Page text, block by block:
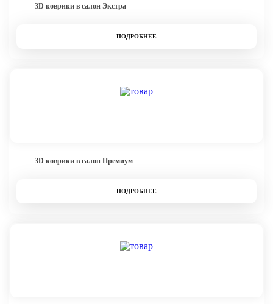
3D коврики в салон Экстра
ПОДРОБНЕЕ
3D коврики в салон Премиум
ПОДРОБНЕЕ